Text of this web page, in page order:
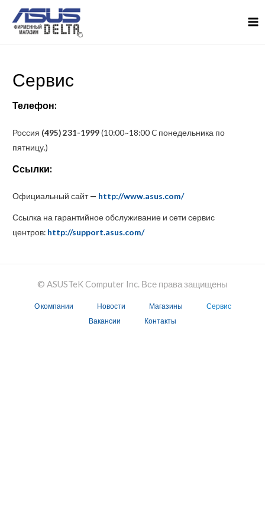
Сервис
Телефон:
Россия (495) 231-1999(10:00~18:00 C понедельника по
пятницу.)
Ссылки:
Официальный сайт— http://www.asus.com/
Ссылка на гарантийное обслуживание и сети сервис
центров: http://support.asus.com/
© ASUSTeK Computer Inc. Все права защищены
О компании Новости Магазины
Сервис
Вакансии
Контакты